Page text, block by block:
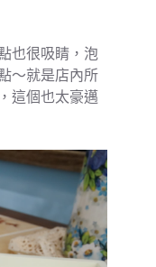
也很吸睛，泡
～就是店內所
這個也太豪邁